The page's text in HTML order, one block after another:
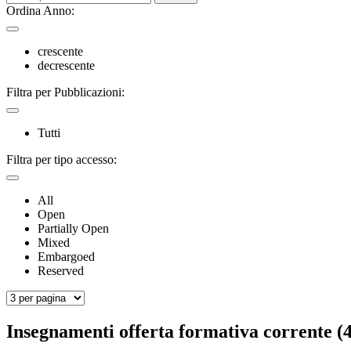
Ordina Anno:
crescente
decrescente
Filtra per Pubblicazioni:
Tutti
Filtra per tipo accesso:
All
Open
Partially Open
Mixed
Embargoed
Reserved
Insegnamenti offerta formativa corrente